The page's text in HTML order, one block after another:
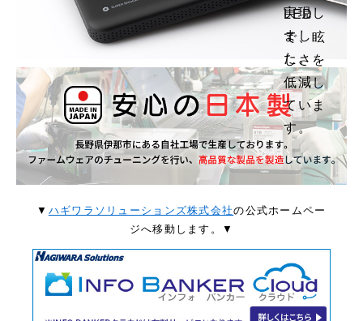
実現し
まし
た。
LED
で、眩
しさを
低減し
ていま
す。
▼ ハギワラソリューションズ株式会社の公式ホームペー
ジへ移動します。▼